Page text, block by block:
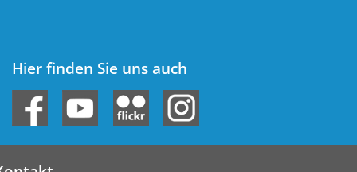
Hier finden Sie uns auch